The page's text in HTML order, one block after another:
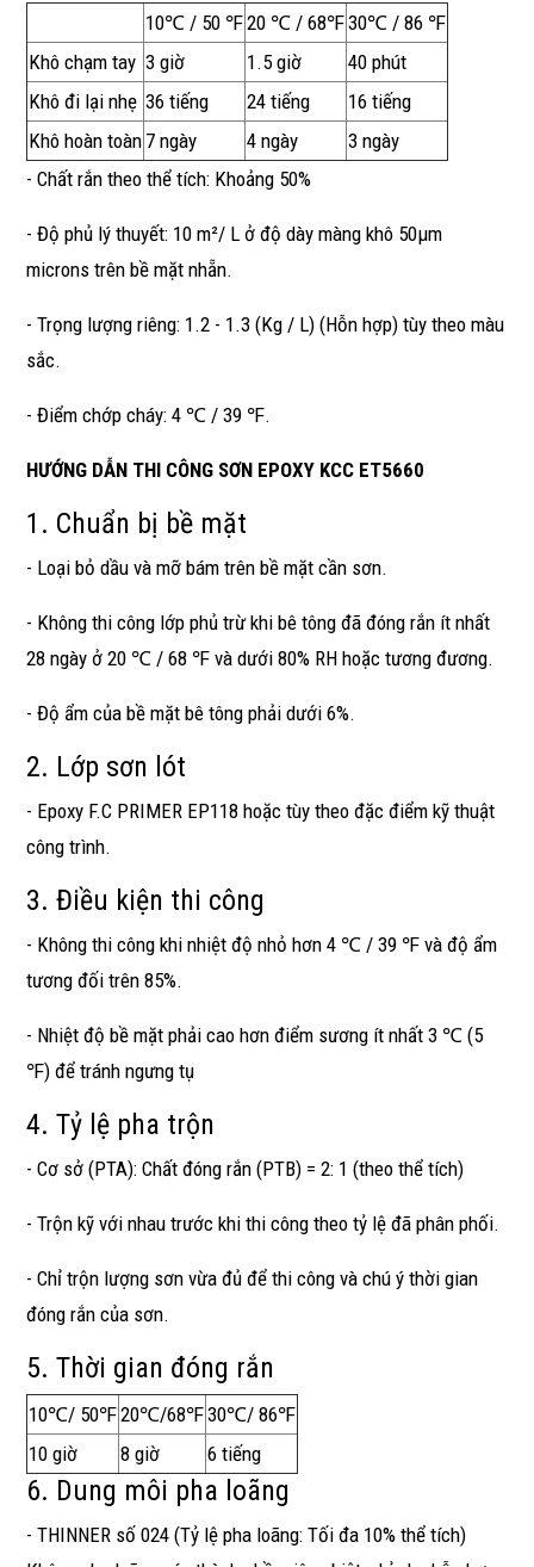
10℃ / 50 ℉20 ℃ / 68℉30℃ / 86 ℉
Khô chạm tay 3 giờ 1.5 giờ
40 phút
Khô đi lại nhẹ 36 tiếng 24 tiếng
16 tiếng
Khô hoàn toàn 7 ngày 4 ngày
3 ngày
- Chất rắn theo thể tích: Khoảng 50%
- Độ phủ lý thuyết: 10 m²/ L ở độ dày màng khô 50µm
microns trên bề mặt nhẵn.
- Trọng lượng riêng: 1.2 - 1.3 (Kg / L) (Hỗn hợp) tùy theo màu
sắc.
- Điểm chớp cháy: 4 ℃ / 39 ℉.
HƯỚNG DẪN THI CÔNG SƠN EPOXY KCC ET5660
1. Chuẩn bị bề mặt
- Loại bỏ dầu và mỡ bám trên bề mặt cần sơn.
- Không thi công lớp phủ trừ khi bê tông đã đóng rắn ít nhất
28 ngày ở 20 ℃ / 68 ℉ và dưới 80% RH hoặc tương đương.
- Độ ẩm của bề mặt bê tông phải dưới 6%.
2. Lớp sơn lót
- Epoxy F.C PRIMER EP118 hoặc tùy theo đặc điểm kỹ thuật
công trình.
3. Điều kiện thi công
- Không thi công khi nhiệt độ nhỏ hơn 4 ℃ / 39 ℉ và độ ẩm
tương đối trên 85%.
- Nhiệt độ bề mặt phải cao hơn điểm sương ít nhất 3 ℃ (5
℉) để tránh ngưng tụ
4. Tỷ lệ pha trộn
- Cơ sở (PTA): Chất đóng rắn (PTB) = 2: 1 (theo thể tích)
- Trộn kỹ với nhau trước khi thi công theo tỷ lệ đã phân phối.
- Chỉ trộn lượng sơn vừa đủ để thi công và chú ý thời gian
đóng rắn của sơn.
5. Thời gian đóng rắn
10℃/ 50℉20℃/68℉30℃/ 86℉
10 giờ
8 giờ 6 tiếng
6. Dung môi pha loãng
- THINNER số 024 (Tỷ lệ pha loãng: Tối đa 10% thể tích)